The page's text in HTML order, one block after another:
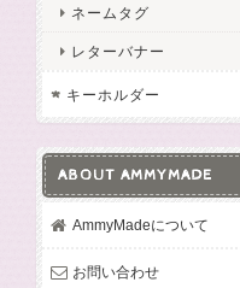
ネームタグ
レターバナー
キーホルダー
ABOUT AMMYMADE
AmmyMadeについて
お問い合わせ